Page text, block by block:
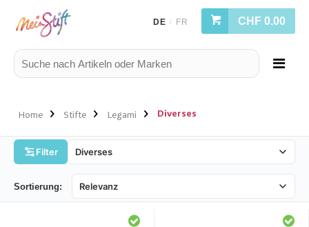
DE / FR CHF 0.00
Home Stifte Legami Diverses
Filter
Sortierung: